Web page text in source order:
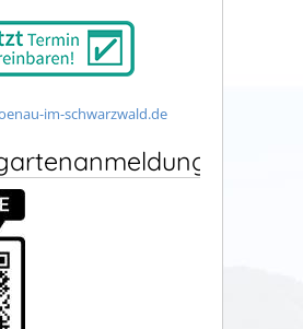
im-schwarzwald.de